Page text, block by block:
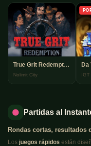
True Grit Redemption
Nolimit City
Da
IGT
Partidas al
Rondas cortas, resultados
Los juegos rápidos están